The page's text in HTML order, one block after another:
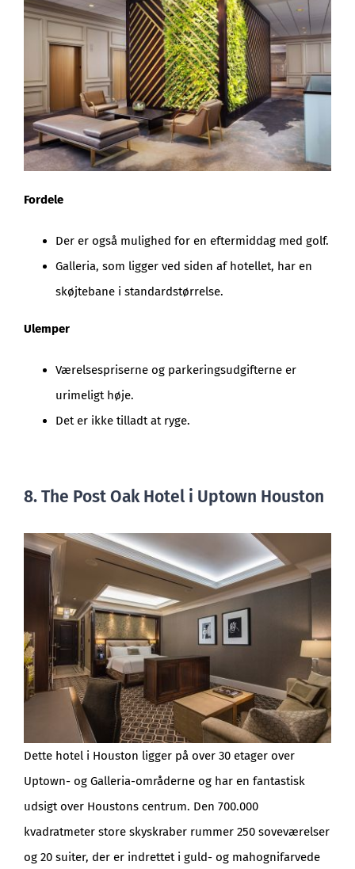
Fordele
Der er også mulighed for en eftermiddag med golf.
Galleria, som ligger ved siden af hotellet, har en
skøjtebane i standardstørrelse.
Ulemper
Værelsespriserne og parkeringsudgifterne er
urimeligt høje.
Det er ikke tilladt at ryge.
8. The Post Oak Hotel i Uptown Houston
Dette hotel i Houston ligger på over 30 etager over
Uptown- og Galleria-områderne og har en fantastisk
udsigt over Houstons centrum. Den 700.000
kvadratmeter store skyskraber rummer 250 soveværelser
og 20 suiter, der er indrettet i guld- og mahognifarvede